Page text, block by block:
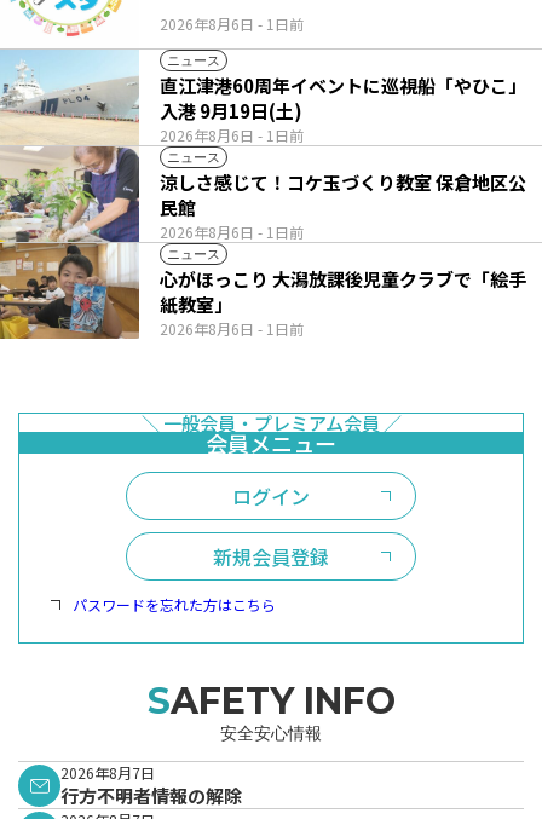
2026年8月6日 - 1日前
ニュース
2026年8月6日 - 1日前
直江津港60周年イベントに巡視船「やひこ」
入港 9月19日(土)
ニュース
2026年8月6日 - 1日前
涼しさ感じて！コケ玉づくり教室 保倉地区公
民館
ニュース
2026年8月6日 - 1日前
心がほっこり 大潟放課後児童クラブで「絵手
紙教室」
ログイン
新規会員登録
パスワードを忘れた方はこちら
SAFETY INFO
安全安心情報
2026年8月7日
行方不明者情報の解除